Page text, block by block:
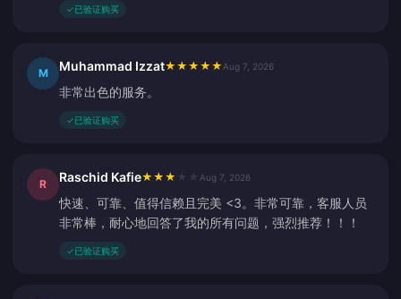
✓已验证购买
M Muhammad Izzat★ ★ ★ ★ ★ Aug 7, 2026
非常出色的服务。
✓已验证购买
R Raschid Kafie★ ★ ★ Aug 7, 2026
快速、可靠、值得信赖且完美 <3。非常可靠，客服人员
非常棒，耐心地回答了我的所有问题，强烈推荐！！！
✓已验证购买